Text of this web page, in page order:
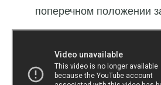
поперечном положении